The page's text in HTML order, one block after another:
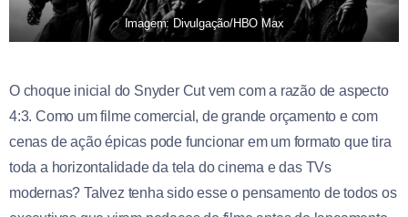
Imagem: Divulgação/HBO Max
O choque inicial do Snyder Cut vem com a razão de aspecto
4:3. Como um filme comercial, de grande orçamento e com
cenas de ação épicas pode funcionar em um formato que tira
toda a horizontalidade da tela do cinema e das TVs
modernas? Talvez tenha sido esse o pensamento de todos os